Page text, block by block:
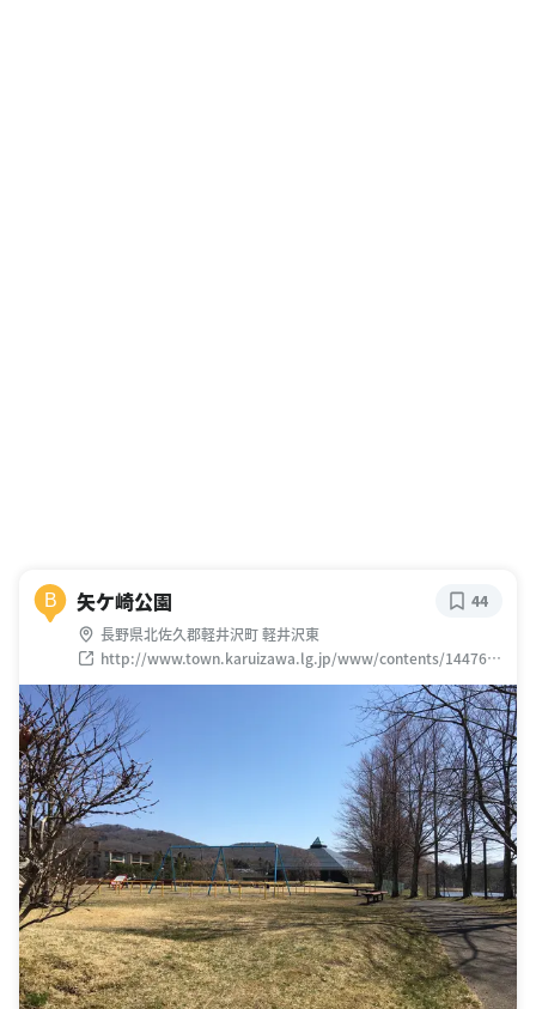
B 矢ケ崎公園
長野県北佐久郡軽井沢町 軽井沢東
http://www.town.karuizawa.lg.jp/www/contents/144764
5571782/index.html
44